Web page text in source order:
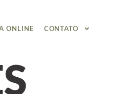
ONLINE CONTATO